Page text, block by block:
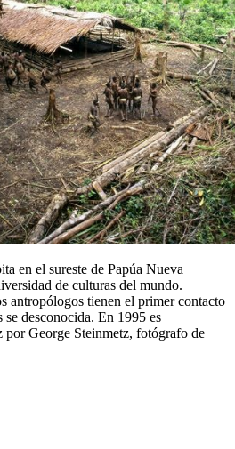
en el sureste de Papúa Nueva
de culturas del mundo.
antropólogos tienen el primer contacto
se desconocida. En 1995 es
George Steinmetz, fotógrafo de